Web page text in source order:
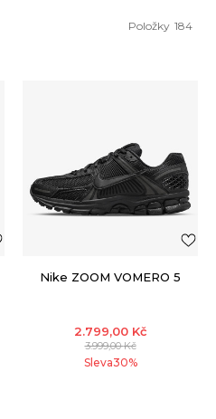
184
Položky
Nike ZOOM VOMERO 5
2.799,00 Kč
3.999,00Kč
Sleva30%